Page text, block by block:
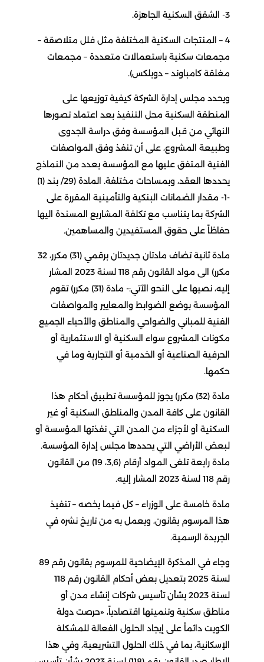
3- الشقق السكنية الجاهزة.
4 – المنتجات السكنية المختلفة مثل فلل متلاصقة –
مجمعات سكنية باستعمالات متعددة – مجمعات
مغلقة كامباوند – دوبلكس).
ويحدد مجلس إدارة الشركة كيفية توزيعها على
المنطقة السكنية محل التنفيذ بعد اعتماد تصورها
النهائي من قبل المؤسسة وفق دراسة الجدوى
وطبيعة المشروع، على أن تنفذ وفق المواصفات
الفنية المتفق عليها مع المؤسسة بعدد من النماذج
يحددها العقد، وبمساحات مختلفة. المادة (29/ بند (1)
-1- مقدار الضمانات البنكية والتأمينية المقررة على
الشركة بما يتناسب مع تكلفة المشاريع المسندة اليها
حفاظاً على حقوق المستفيدين والمساهمين.
مادة ثانية تضاف مادتان جديدتان برقمي (31) مكرر، 32
مكرر) الى مواد القانون رقم 118 لسنة 2023 المشار
إليه، نصيها على النحو الآتي:- مادة (31) مكرر) تقوم
المؤسسة بوضع الضوابط والمعايير والمواصفات
الفنية للمباني والضواحي والمناطق والأحياء الجميع
مكونات المشروع سواء السكنية أو الاستثمارية أو
الحرفية الصناعية أو الخدمية أو التجارية وما في
حكمها.
مادة (32) مكرر) يجوز للمؤسسة تطبيق أحكام هذا
القانون على كافة المدن والمناطق السكنية أو غير
السكنية أو لأجزاء من المدن التي نفذتها المؤسسة أو
لبعض الأراضي التي يحددها مجلس إدارة المؤسسة.
مادة رابعة تلغى المواد أرقام (3,6، 19) من القانون
رقم 118 لسنة 2023 المشار إليه.
مادة خامسة على الوزراء – كل فيما يخصه – تنفيذ
هذا المرسوم بقانون، ويعمل به من تاريخ نشره في
الجريدة الرسمية.
وجاء في المذكرة الإيضاحية للمرسوم بقانون رقم 89
لسنة 2025 بتعديل بعض أحكام القانون رقم 118
لسنة 2023 بشأن تأسيس شركات إنشاء مدن أو
مناطق سكنية وتنميتها اقتصادياً، «حرصت دولة
الكويت دائماً على إيجاد الحلول الفعالة للمشكلة
الإسكانية، بما في ذلك الحلول التشريعية، وفي هذا